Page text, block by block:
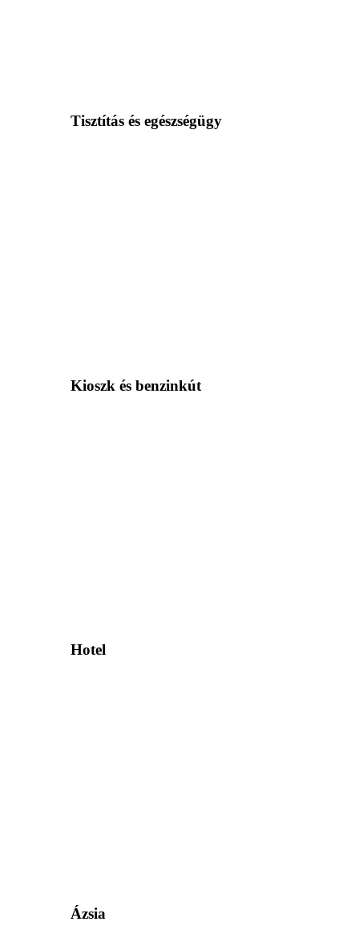
Tisztítás és egészségügy
Kioszk és benzinkút
Hotel
Ázsia